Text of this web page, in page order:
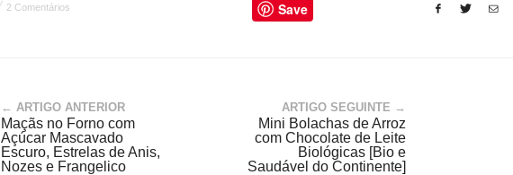
2 Comentários Save
← ARTIGO ANTERIOR
Maçãs no Forno com
Açúcar Mascavado
Escuro, Estrelas de Anis,
Nozes e Frangelico
ARTIGO SEGUINTE →
Mini Bolachas de Arroz
com Chocolate de Leite
Biológicas [Bio e
Saudável do Continente]